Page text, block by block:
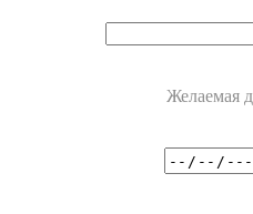
Желаемая